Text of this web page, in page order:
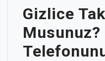
Gizlice
Musunuz?